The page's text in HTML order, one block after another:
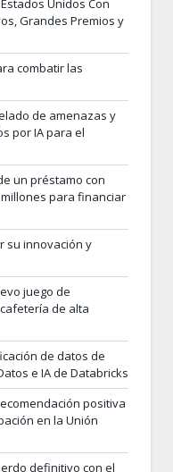
Unidos Con
Grandes Premios y
combatir las
de amenazas y
por IA para el
un préstamo con
para financiar
su innovación y
juego de
de alta
de datos de
e IA de Databricks
positiva
en la Unión
definitivo con el